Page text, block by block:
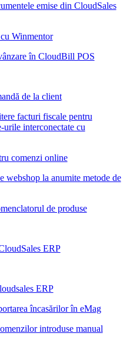
emise din CloudSales
Winmentor
în CloudBill POS
de la client
facturi fiscale pentru
urile interconectate cu
comenzi online
webshop la anumite metode de
de produse
ERP
ERP
încasărilor în eMag
introduse manual